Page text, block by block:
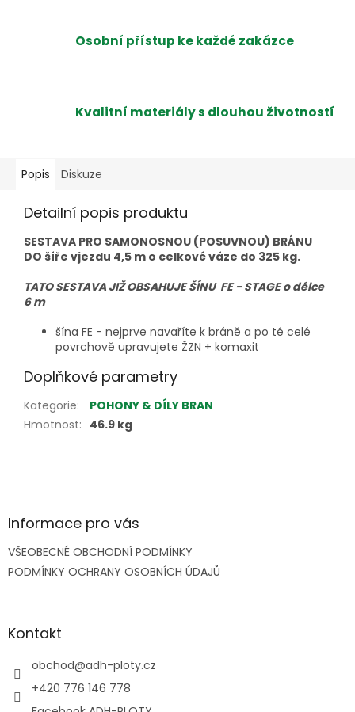
Osobní přístup ke každé zakázce
Kvalitní materiály s dlouhou životností
Popis Diskuze
Detailní popis produktu
SESTAVA PRO SAMONOSNOU (POSUVNOU) BRÁNU
DO šíře vjezdu 4,5 m o celkové váze do 325 kg.
TATO SESTAVA JIŽ OBSAHUJE ŠÍNU FE - STAGE o délce
6 m
šína FE - nejprve navaříte k bráně a po té celé
povrchově upravujete ŽZN + komaxit
Doplňkové parametry
Kategorie:
POHONY & DÍLY BRAN
Hmotnost: 46.9 kg
Z
aInformace pro vás
VŠEOBECNÉ OBCHODNÍ PODMÍNKY
PODMÍNKY OCHRANY OSOBNÍCH ÚDAJŮ
Kontakt
obchod@adh-ploty.cz
+420 776 146 778